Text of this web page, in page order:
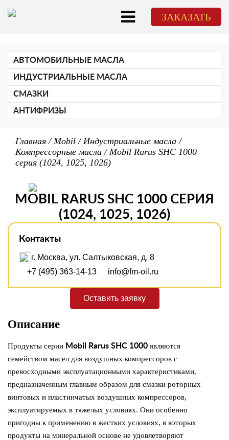
ЗАКАЗАТЬ
АВТОМОБИЛЬНЫЕ МАСЛА
Для легкового транспорта
Трансмиссионные масла
ATF
Для механических трансмиссий
ИНДУСТРИАЛЬНЫЕ МАСЛА
СОЖи
Гидравлические масла
Для холодильных установок
Редукторные масла
Для газовых двигателей
Тракторные масла
Турбинные масла
СМАЗКИ
АНТИФРИЗЫ
Главная /Mobil /Индустриальные масла /
Компрессорные масла /Mobil Rarus SHC 1000
серия (1024, 1025, 1026)
MOBIL RARUS SHC 1000 СЕРИЯ
(1024, 1025, 1026)
Контакты
г. Москва, ул. Салтыковская, д. 8
+7 (495) 363-14-13
info@fm-oil.ru
Оставить заявку
Описание
Продукты серии Mobil Rarus SHC 1000 являются
семейством масел для воздушных компрессоров с
превосходными эксплуатационными характеристиками,
предназначенным главным образом для смазки роторных
винтовых и пластинчатых воздушных компрессоров,
эксплуатируемых в тяжелых условиях. Они особенно
пригодны к применению в жестких условиях, в которых
продукты на минеральной основе не удовлетворяют